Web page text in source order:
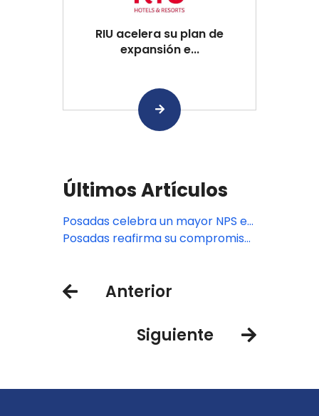
RIU acelera su plan de
expansión e...
Últimos Artículos
Posadas celebra un mayor NPS en
2025: un triunfo de la excelencia
Posadas reafirma su compromiso
Anterior
Siguiente